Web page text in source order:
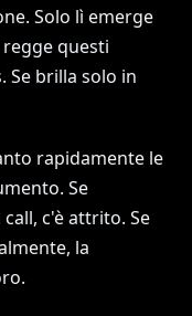
Solo lì emerge
questi
Se brilla solo in
rapidamente le
Se
c'è attrito. Se
la